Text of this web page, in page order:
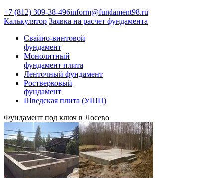
+7 (812) 309-38-496inform@fundament98.ru
Калькулятор Заявка на расчет фундамента
Свайно-винтовой
фундамент
Монолитный
фундамент плита
Ленточный фундамент
Ростверковый
фундамент
Шведская плита (УШП)
Фундамент под ключ в Лосево